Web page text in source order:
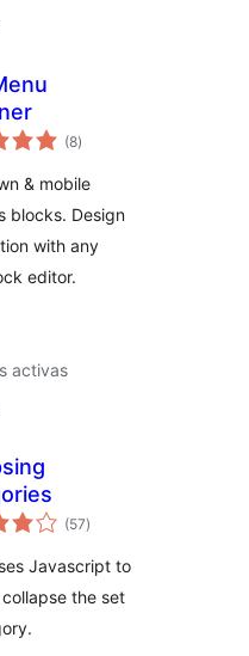
(8valoracións
totais
)
& mobile
blocks. Design
with any
editor.
activas
(57valoracións
totais
)
Javascript to
the set